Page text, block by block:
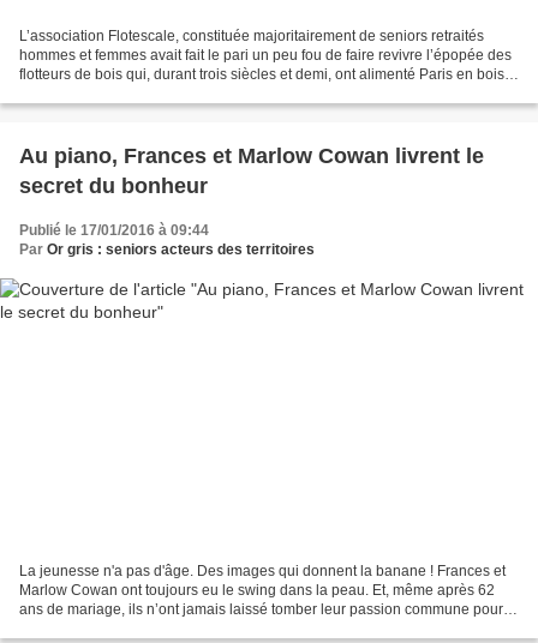
L’association Flotescale, constituée majoritairement de seniors retraités
hommes et femmes avait fait le pari un peu fou de faire revivre l’épopée des
flotteurs de bois qui, durant trois siècles et demi, ont alimenté Paris en bois
Au piano, Frances et Marlow Cowan livrent le
secret du bonheur
Publié le 17/01/2016 à 09:44
Par Or gris : seniors acteurs des territoires
La jeunesse n'a pas d'âge. Des images qui donnent la banane ! Frances et
Marlow Cowan ont toujours eu le swing dans la peau. Et, même après 62
ans de mariage, ils n’ont jamais laissé tomber leur passion commune pour le